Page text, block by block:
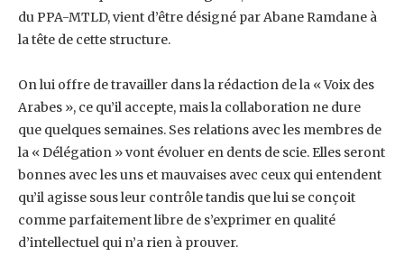
du PPA-MTLD, vient d’être désigné par ‎Abane Ramdane à
la tête de cette structure.
On lui offre de travailler dans la rédaction de la « Voix des
Arabes », ce qu’il accepte, mais la ‎collaboration ne dure
que quelques semaines. Ses relations avec les membres de
la ‎‎« Délégation » vont évoluer en dents de scie. Elles seront
bonnes avec les uns et mauvaises avec ‎ceux qui entendent
qu’il agisse sous leur contrôle tandis que lui se conçoit
comme parfaitement ‎libre de s’exprimer en qualité
d’intellectuel qui n’a rien à prouver.